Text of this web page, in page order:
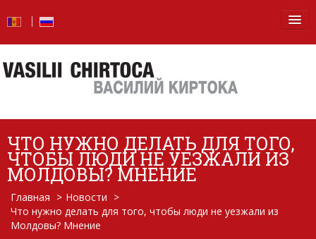
Новости
Блог
Фото
Видео
От слов — к делу
ЧТО НУЖНО ДЕЛАТЬ ДЛЯ ТОГО,
ЧТОБЫ ЛЮДИ НЕ УЕЗЖАЛИ ИЗ
МОЛДОВЫ? МНЕНИЕ
Главная > Новости >
Что нужно делать для того, чтобы люди не уезжали из
Молдовы? Мнение